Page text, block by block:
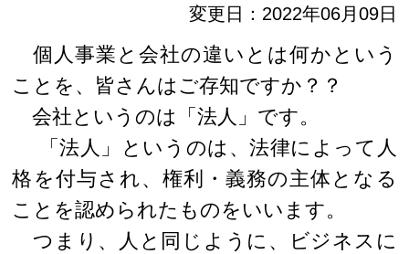
変更日：2022年06月09日
個人事業と会社の違いとは何かという
ことを、皆さんはご存知ですか？？
会社というのは「法人」です。
「法人」というのは、法律によって人
格を付与され、権利・義務の主体となる
ことを認められたものをいいます。
つまり、人と同じように、ビジネスに